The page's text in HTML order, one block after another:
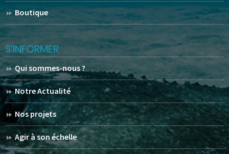
Boutique
S’INFORMER
Qui sommes-nous ?
Notre Actualité
Nos projets
Agir à son échelle